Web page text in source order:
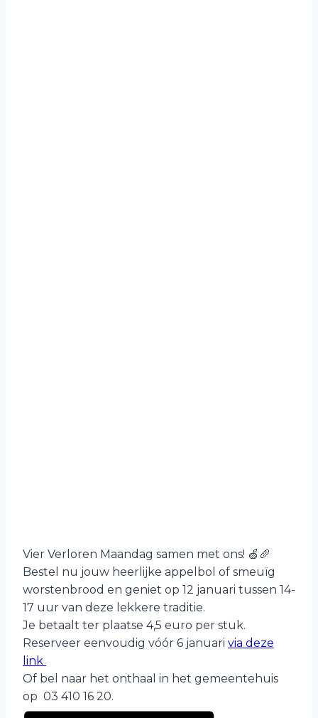
Vier Verloren Maandag samen met ons! 🍏🥖
Bestel nu jouw heerlijke appelbol of smeuïg
worstenbrood en geniet op 12 januari tussen 14-
17 uur van deze lekkere traditie.
Je betaalt ter plaatse 4,5 euro per stuk.
Reserveer eenvoudig vóór 6 januari via deze
link
Of bel naar het onthaal in het gemeentehuis
op 03 410 16 20.